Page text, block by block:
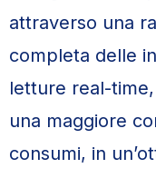
attraverso una
completa delle
letture real-
una maggiore
consumi, in